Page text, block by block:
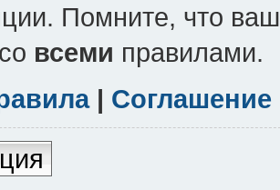
Помните, что
всеми правилами.
|